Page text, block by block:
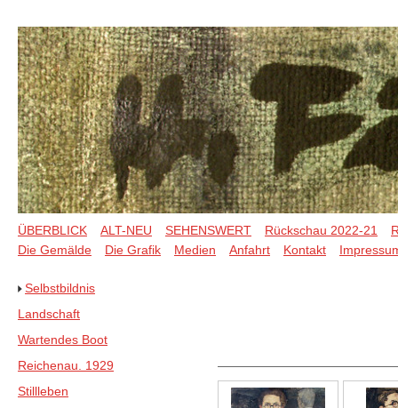
ÜBERBLICK ALT-NEU SEHENSWERT Rückschau 2022-21
Die Gemälde
Die Grafik Medien Anfahrt Kontakt
Selbstbildnis
Landschaft
Wartendes Boot
Reichenau. 1929
Stillleben